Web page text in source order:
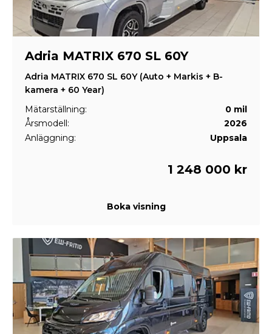
Adria MATRIX 670 SL 60Y
Adria MATRIX 670 SL 60Y (Auto + Markis + B-
kamera + 60 Year)
Mätarställning:
0 mil
Årsmodell:
2026
Anläggning:
Uppsala
1 248 000 kr
Boka visning